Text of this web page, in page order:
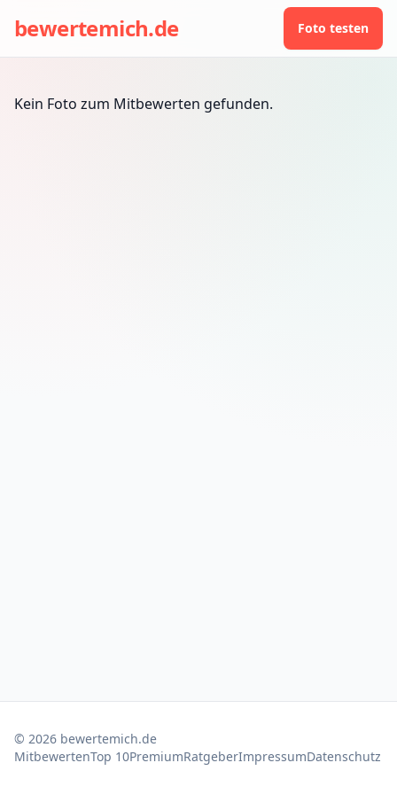
bewertemich.de Foto testen
Kein Foto zum Mitbewerten gefunden.
© 2026 bewertemich.de
MitbewertenTop 10PremiumRatgeberImpressumDatenschutz